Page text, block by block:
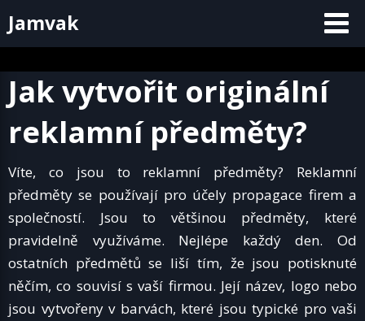
toJamvak
Jak vytvořit originální
reklamní předměty?
Víte, co jsou to reklamní předměty? Reklamní
předměty se používají pro účely propagace firem a
společností. Jsou to většinou předměty, které
pravidelně využíváme. Nejlépe každý den. Od
ostatních předmětů se liší tím, že jsou potisknuté
něčím, co souvisí s vaší firmou. Její název, logo nebo
jsou vytvořeny v barvách, které jsou typické pro vaši